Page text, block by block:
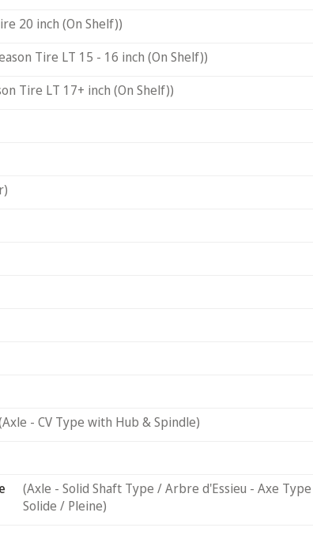
20 inch (On Shelf))
Tire LT 15 - 16 inch (On Shelf))
Tire LT 17+ inch (On Shelf))
- CV Type with Hub & Spindle)
(Axle - Solid Shaft Type / Arbre d'Essieu - Axe Type
Solide / Pleine)